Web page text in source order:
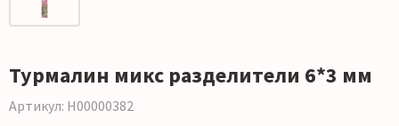
Турмалин микс разделители 6*3 мм
Артикул: Н00000382